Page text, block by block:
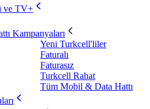
ve TV+
Kampanyaları
Yeni Turkcell'liler
Faturalı
Faturasız
Turkcell Rahat
Tüm Mobil & Data Hattı